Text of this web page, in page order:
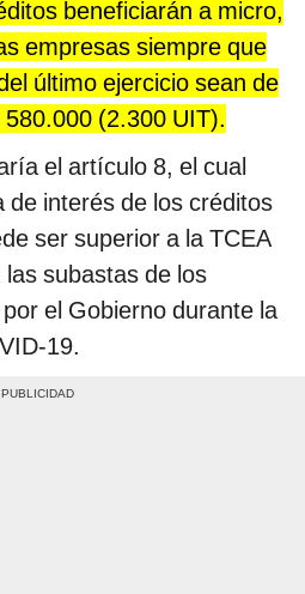
beneficiarán a micro,
empresas siempre que
último ejercicio sean de
(2.300 UIT).
el artículo 8, el cual
de interés de los créditos
ser superior a la TCEA
subastas de los
el Gobierno durante la
19.